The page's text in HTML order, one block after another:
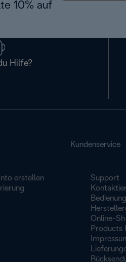
10% auf
Hilfe?
erstellen
Kundenservice
Support
Online-
Products